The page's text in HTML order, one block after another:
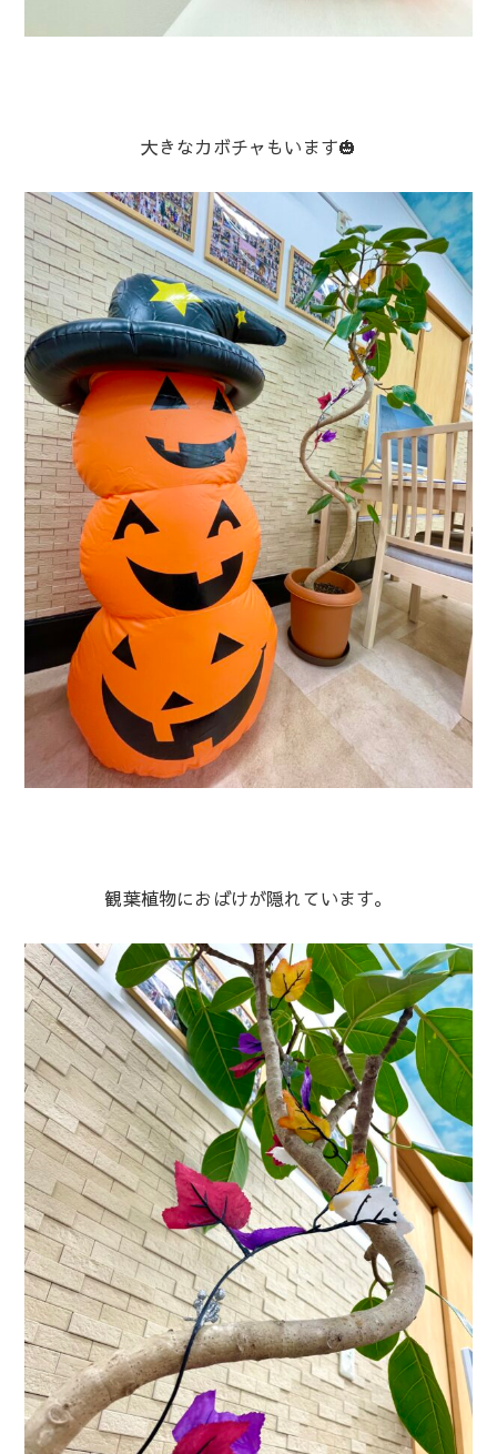
大きなカボチャもいます🎃
観葉植物におばけが隠れています。